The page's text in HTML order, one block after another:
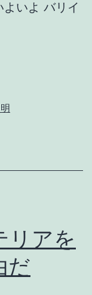
いよ バリイ
リアを
だ